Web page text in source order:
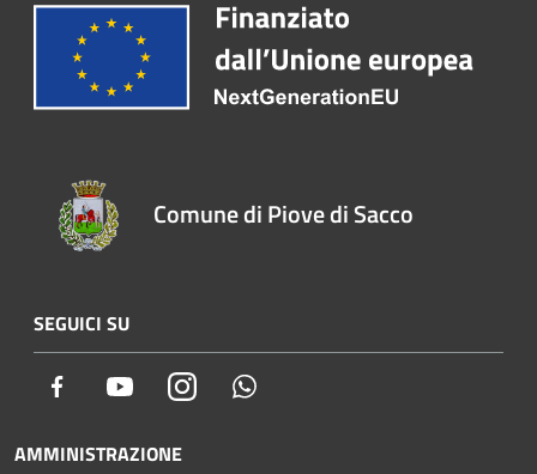
Comune di Piove di Sacco
SEGUICI SU
Facebook YoutubeInstagram
AMMINISTRAZIONE